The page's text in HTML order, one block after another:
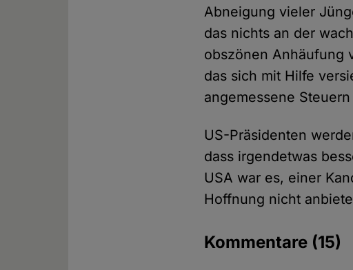
Abneigung vieler
das nichts an der
obszönen Anhäufung
das sich mit Hilfe
angemessene
US-Präsidenten
dass irgendetwas
USA war es, einer
Hoffnung nicht
Kommentare (15)